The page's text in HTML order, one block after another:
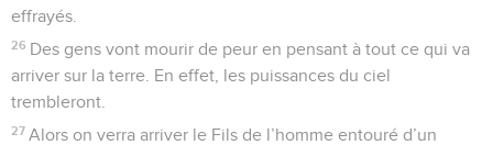
effrayés.
26 Des gens vont mourir de peur en pensant à tout ce qui va
arriver sur la terre. En effet, les puissances du ciel
trembleront.
27 Alors on verra arriver le Fils de l’homme entouré d’un